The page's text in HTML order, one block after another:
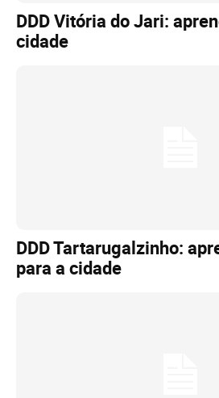
DDD Vitória do Jari:
cidade
DDD Tartarugalzinho:
para a cidade